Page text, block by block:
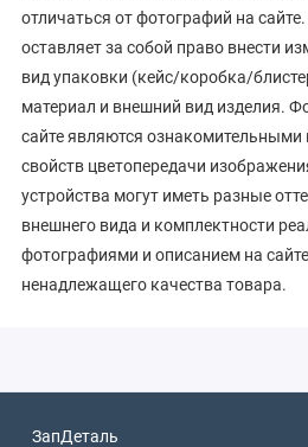
отличаться от фотографий на
оставляет за собой право внести
вид упаковки (кейс/коробка/
материал и внешний вид изделия.
сайте являются ознакомительными
свойств цветопередачи
устройства могут иметь разные
внешнего вида и комплектности
фотографиями и описанием на
ненадлежащего качества товара.
ЗапДеталь